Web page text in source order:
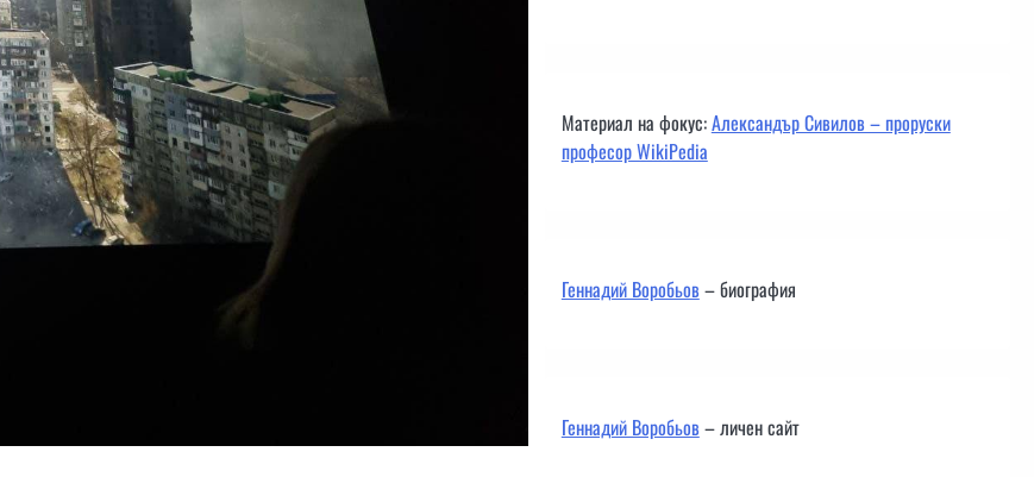
Материал на фокус:Александър Сивилов – проруски
професор WikiPedia
Геннадий Воробьов– биография
Геннадий Воробьов– личен сайт